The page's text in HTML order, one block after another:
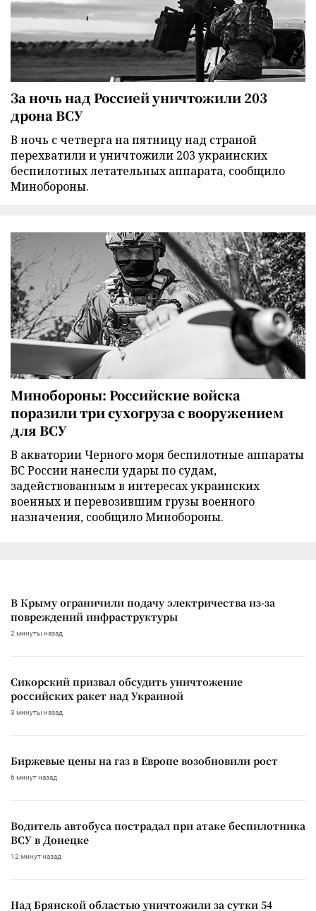
За ночь над Россией уничтожили 203
дрона ВСУ
В ночь с четверга на пятницу над страной
перехватили и уничтожили 203 украинских
беспилотных летательных аппарата, сообщило
Минобороны.
Минобороны: Российские войска
поразили три сухогруза с вооружением
для ВСУ
В акватории Черного моря беспилотные аппараты
ВС России нанесли удары по судам,
задействованным в интересах украинских
военных и перевозившим грузы военного
назначения, сообщило Минобороны.
В Крыму ограничили подачу электричества из-за
повреждений инфраструктуры
2 минуты назад
Сикорский призвал обсудить уничтожение
российских ракет над Украиной
3 минуты назад
Биржевые цены на газ в Европе возобновили рост
6 минут назад
Водитель автобуса пострадал при атаке беспилотника
ВСУ в Донецке
12 минут назад
Над Брянской областью уничтожили за сутки 54